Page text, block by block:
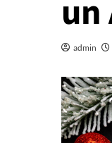
admin